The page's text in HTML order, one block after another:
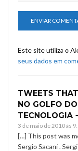
Este site utiliza o
seus dados em
TWEETS
NO GOLFO
TECNOLOGIA
3 de maio de 2010 às
[…] This post was
Sergio Sacani .